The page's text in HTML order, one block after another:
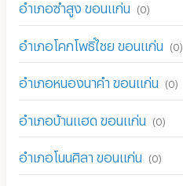
อำเภอซำสูง ขอนแก่น (0)
อำเภอโคกโพธิ์ไชย ขอนแก่น (0)
อำเภอหนองนาคำ ขอนแก่น (0)
อำเภอบ้านแฮด ขอนแก่น (0)
อำเภอโนนศิลา ขอนแก่น (0)